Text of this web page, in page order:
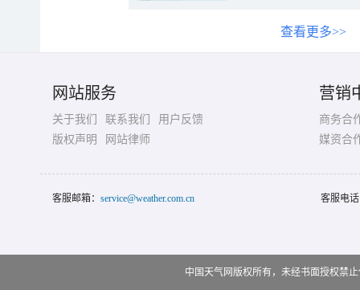
查看更多>>
网站服务
关于我们 联系我们
用户反馈
版权声明
网站律师
营销
商务合
媒资合
客服邮箱： service@weather.com.cn 客服电
中国天气网版权所有，未经书面授权